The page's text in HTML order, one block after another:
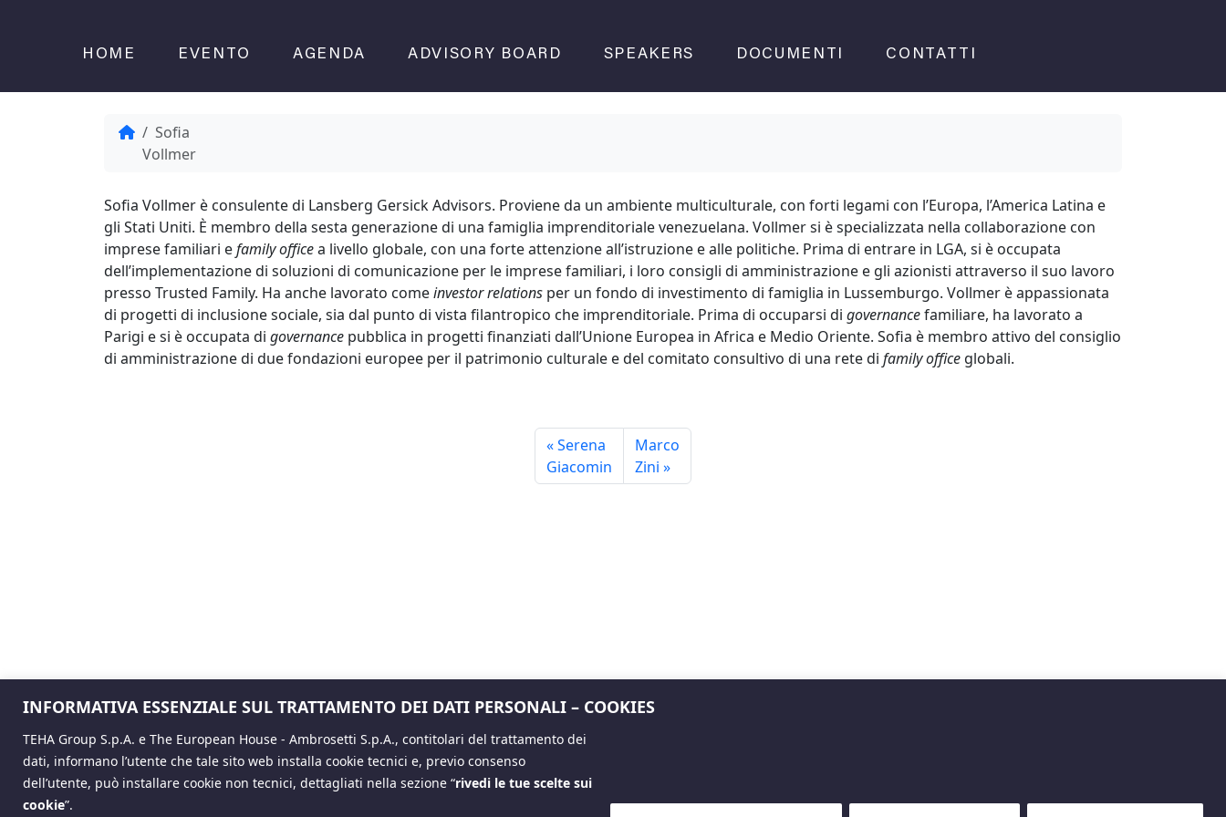
INFORMATIVA ESSENZIALE SUL TRATTAMENTO DEI DATI PERSONALI – COOKIES
TEHA Group S.p.A. e The European House - Ambrosetti S.p.A., contitolari del trattamento dei
dati, informano l’utente che tale sito web installa cookie tecnici e, previo consenso
dell’utente, può installare cookie non tecnici, dettagliati nella sezione “rivedi le tue scelte sui
cookie”.
HOME EVENTO AGENDA ADVISORY BOARD SPEAKERS DOCUMENTI CONTATTI
Home
Sofia
Vollmer
Sofia Vollmer è consulente di Lansberg Gersick Advisors. Proviene da un ambiente multiculturale, con forti legami con l’Europa, l’America Latina e
gli Stati Uniti. È membro della sesta generazione di una famiglia imprenditoriale venezuelana. Vollmer si è specializzata nella collaborazione con
imprese familiari efamilyofficea livello globale, con una forte attenzione all’istruzione e alle politiche. Prima di entrare in LGA, si è occupata
dell’implementazione di soluzioni di comunicazione per le imprese familiari, i loro consigli di amministrazione e gli azionisti attraverso il suo lavoro
presso Trusted Family. Ha anche lavorato comeinvestorrelations per un fondo di investimento di famiglia in Lussemburgo. Vollmer è appassionata
di progetti di inclusione sociale, sia dal punto di vista filantropico che imprenditoriale. Prima di occuparsi di governancefamiliare, ha lavorato a
Parigi e si è occupata di governance pubblica in progetti finanziati dall’Unione Europea in Africa e Medio Oriente. Sofia è membro attivo del consiglio
di amministrazione di due fondazioni europee per il patrimonio culturale e del comitato consultivo di una rete di familyoffice globali.
Serena
Giacomin
Marco
Zini
Copyright The European House - Ambrosetti - Ottobre 2024